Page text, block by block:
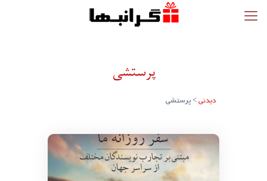
پرستشی
دیدنی > پرستشی